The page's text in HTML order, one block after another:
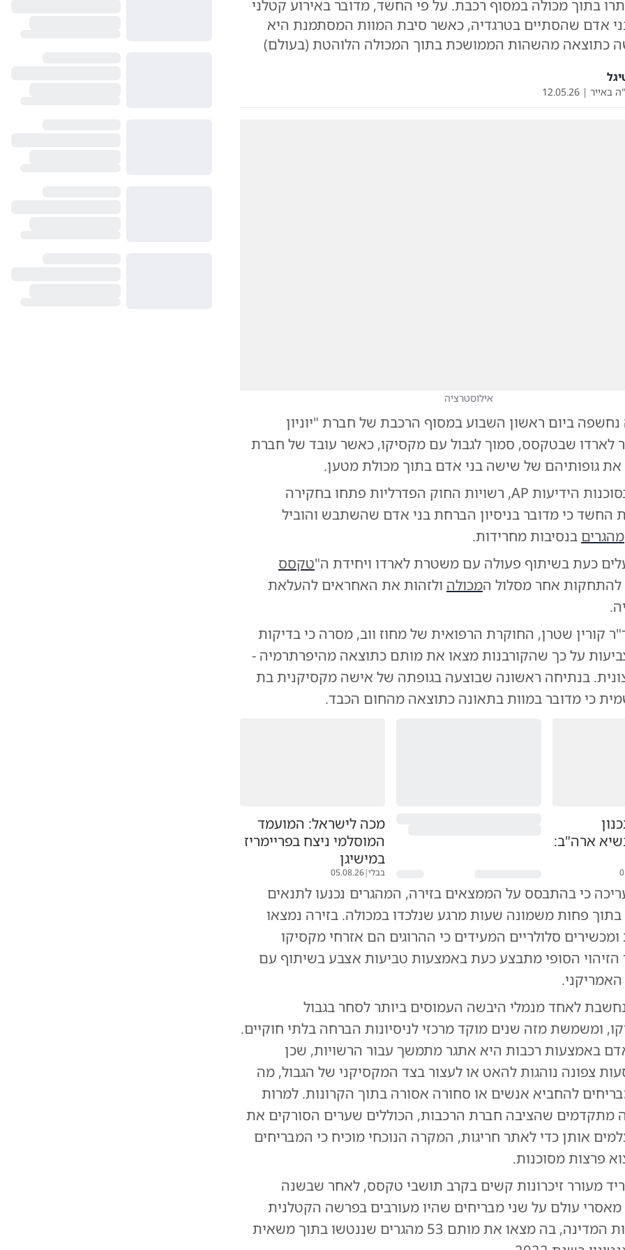
בתוך מכולה במסוף רכבת. על פי החשד, מדובר באירוע קטלני
אדם שהסתיים בטרגדיה, כאשר סיבת המוות המסתמנת היא
כתוצאה מהשהות הממושכת בתוך המכולה הלוהטת (בעולם)
באייר |
12.05.26
אילוסטרציה
ביום ראשון השבוע במסוף הרכבת של חברת "יוניון
לארדו שבטקסס, סמוך לגבול עם מקסיקו, כאשר עובד של חברת
את גופותיהם של שישה בני אדם בתוך מכולת מטען.
על פי דיווח בסוכנות הידיעות AP, רשויות החוק הפדרליות פתחו בחקירה
כי מדובר בניסיון הברחת בני אדם שהשתבש והוביל
מהגרים בנסיבות מחרידות.
כעת בשיתוף פעולה עם משטרת לארדו ויחידת ה"טקסס
להתחקות אחר מסלול המכולה ולזהות את האחראים להעלאת
קורין שטרן, החוקרת הרפואית של מחוז ווב, מסרה כי בדיקות
על כך שהקורבנות מצאו את מותם כתוצאה מהיפרתרמיה -
בנתיחה ראשונה שבוצעה בגופתה של אישה מקסיקנית בת
ארה"ב:
מכה לישראל: המועמד
המוסלמי ניצח בפריימריז
במישיגן
בבלי|
05.08.26
כי בהתבסס על הממצאים בזירה, המהגרים נכנעו לתנאים
פחות משמונה שעות מרגע שנלכדו במכולה. בזירה נמצאו
סלולריים המעידים כי ההרוגים הם אזרחי מקסיקו
הזיהוי הסופי מתבצע כעת באמצעות טביעות אצבע בשיתוף עם
לאחד מנמלי היבשה העמוסים ביותר לסחר בגבול
ומשמשת מזה שנים מוקד מרכזי לניסיונות הברחה בלתי חוקיים.
באמצעות רכבות היא אתגר מתמשך עבור הרשויות, שכן
צפונה נוהגות להאט או לעצור בצד המקסיקני של הגבול, מה
להחביא אנשים או סחורה אסורה בתוך הקרונות. למרות
מתקדמים שהציבה חברת הרכבות, הכוללים שערים הסורקים את
אותן כדי לאתר חריגות, המקרה הנוכחי מוכיח כי המבריחים
פרצות מסוכנות.
מעורר זיכרונות קשים בקרב תושבי טקסס, לאחר שבשנה
מאסרי עולם על שני מבריחים שהיו מעורבים בפרשה הקטלנית
ביותר בתולדות המדינה, בה מצאו את מותם 53 מהגרים שננטשו בתוך משאית